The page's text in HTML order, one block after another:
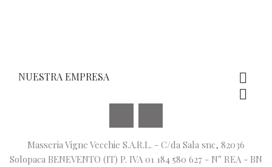
NUESTRA EMPRESA


Masseria Vigne Vecchie S.A.R.L. - C/da Sala snc, 82036
Solopaca BENEVENTO (IT) P. IVA 01 184 580 627 - N° REA - BN